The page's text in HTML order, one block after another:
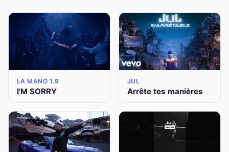
LA MANO 1.9
I'M SORRY
JUL
Arrête tes manières